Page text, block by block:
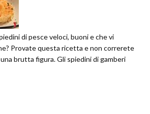
di pesce veloci, buoni e che vi
Provate questa ricetta e non correrete
brutta figura. Gli spiedini di gamberi